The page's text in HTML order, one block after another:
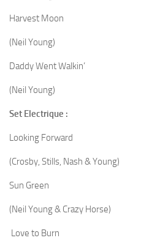
Harvest Moon
(Neil Young)
Daddy Went Walkin’
(Neil Young)
Set Electrique :
Looking Forward
(Crosby, Stills, Nash & Young)
Sun Green
(Neil Young & Crazy Horse)
Love to Burn